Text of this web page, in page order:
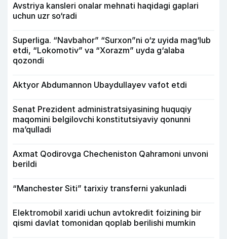
Avstriya kansleri onalar mehnati haqidagi gaplari
uchun uzr so‘radi
Superliga. “Navbahor” “Surxon”ni o‘z uyida mag‘lub
etdi, “Lokomotiv” va “Xorazm” uyda g‘alaba
qozondi
Aktyor Abdu­mannon Ubaydullayev vafot etdi
Senat Prezident administratsiyasining huquqiy
maqomini belgilovchi konstitutsiyaviy qonunni
ma’qulladi
Axmat Qodirovga Checheniston Qahramoni unvoni
berildi
“Manchester Siti” tarixiy transferni yakunladi
Elektromobil xaridi uchun avtokredit foizining bir
qismi davlat tomonidan qoplab berilishi mumkin